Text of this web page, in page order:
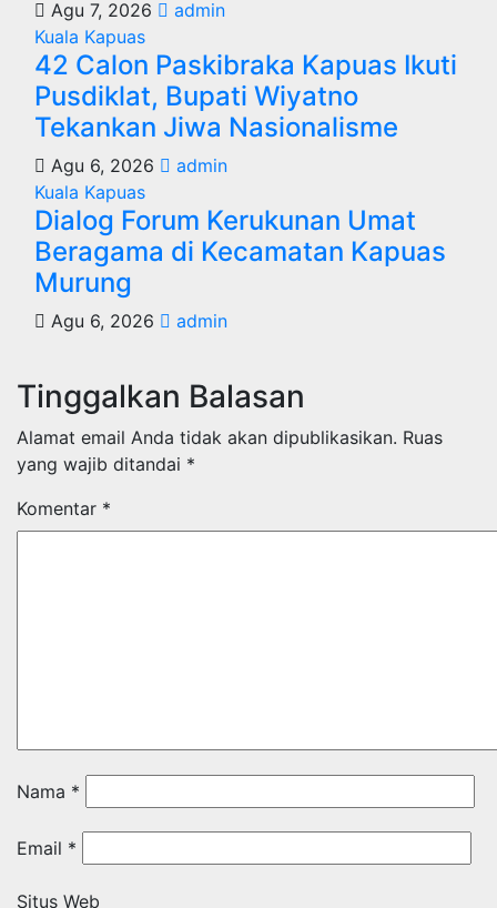
Agu 7, 2026
admin
Kuala Kapuas
42 Calon Paskibraka Kapuas Ikuti
Pusdiklat, Bupati Wiyatno
Tekankan Jiwa Nasionalisme
Agu 6, 2026
admin
Kuala Kapuas
Dialog Forum Kerukunan Umat
Beragama di Kecamatan Kapuas
Murung
Agu 6, 2026 admin
Tinggalkan Balasan
Alamat email Anda tidak akan dipublikasikan. Ruas
yang wajib ditandai *
Komentar *
Nama *
Email *
Situs Web